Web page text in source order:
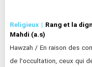
Religieux
Rang et la
Mahdi (a.s)
Hawzah / En raison des
de l’occultation, ceux qui